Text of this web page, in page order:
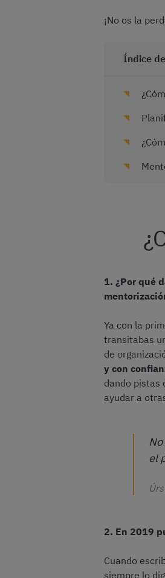
¡No os la
Índice
1. ¿Por qué
Ya con la
transitabas
de
y con
dando pistas
ayudar a
el
2. En 2019
Cuando
siempre lo